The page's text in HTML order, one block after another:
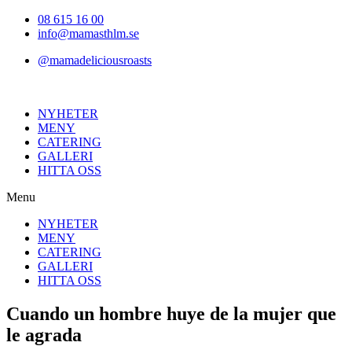
Hoppa08 615 16 00
info@mamasthlm.se
@mamadeliciousroasts
NYHETER
MENY
CATERING
GALLERI
HITTA OSS
Menu
NYHETER
MENY
CATERING
GALLERI
HITTA OSS
Cuando un hombre huye de la mujer que
le agrada